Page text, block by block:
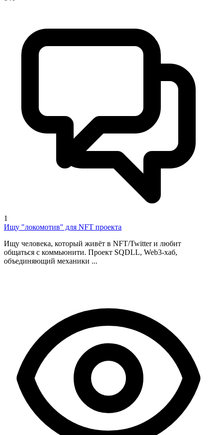
1
Ищу "локомотив" для NFT проекта
Ищу человека, который живёт в NFT/Twitter и любит
общаться с коммьюнити. Проект SQDLL, Web3-хаб,
объединяющий механики ...